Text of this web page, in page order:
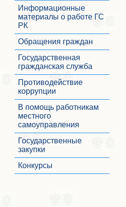
Информационные
материалы о работе ГС
РК
Обращения граждан
Государственная
гражданская служба
Противодействие
коррупции
В помощь работникам
местного
самоуправления
Государственные
закупки
Конкурсы